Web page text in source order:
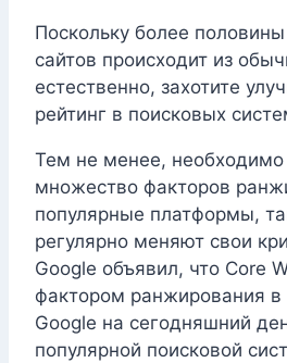
Поскольку более
сайтов происходит из
естественно, захотите
рейтинг в поисковых
Тем не менее, необходимо
множество факторов
популярные платформы,
регулярно меняют свои
Google объявил, что Core
фактором ранжирования
Google на сегодняшний
популярной поисковой